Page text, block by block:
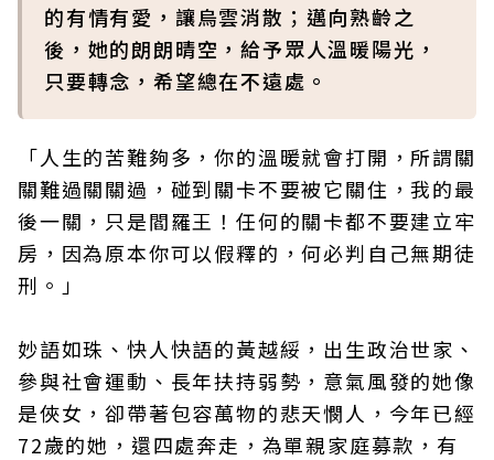
的有情有愛，讓烏雲消散；邁向熟齡之
後，她的朗朗晴空，給予眾人溫暖陽光，
只要轉念，希望總在不遠處。
「人生的苦難夠多，你的溫暖就會打開，所謂關
關難過關關過，碰到關卡不要被它關住，我的最
後一關，只是閻羅王！任何的關卡都不要建立牢
房，因為原本你可以假釋的，何必判自己無期徒
刑。」
妙語如珠、快人快語的黃越綏，出生政治世家、
參與社會運動、長年扶持弱勢，意氣風發的她像
是俠女，卻帶著包容萬物的悲天憫人，今年已經
72歲的她，還四處奔走，為單親家庭募款，有